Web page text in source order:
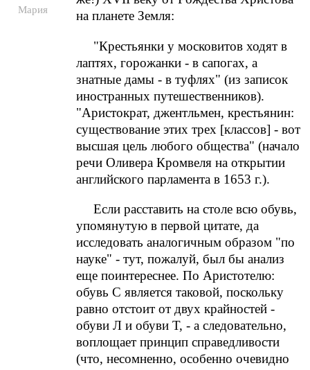
Мария
на планете Земля:
"Крестьянки у московитов ходят в
лаптях, горожанки - в сапогах, а
знатные дамы - в туфлях" (из записок
иностранных путешественников).
"Аристократ, джентльмен, крестьянин:
существование этих трех [классов] - вот
высшая цель любого общества" (начало
речи Оливера Кромвеля на открытии
английского парламента в 1653 г.).
Если расставить на столе всю обувь,
упомянутую в первой цитате, да
исследовать аналогичным образом "по
науке" - тут, пожалуй, был бы анализ
еще поинтереснее. По Аристотелю:
обувь С является таковой, поскольку
равно отстоит от двух крайностей -
обуви Л и обуви Т, - а следовательно,
воплощает принцип справедливости
(что, несомненно, особенно очевидно